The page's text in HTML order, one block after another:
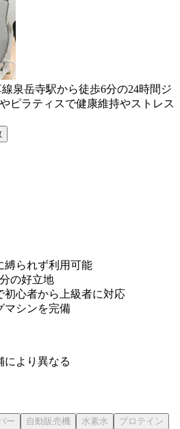
泉岳寺駅から徒歩6分の24時間ジ
ピラティスで健康維持やストレス
縛られず利用可能
の好立地
初心者から上級者に対応
マシンを完備
により異なる